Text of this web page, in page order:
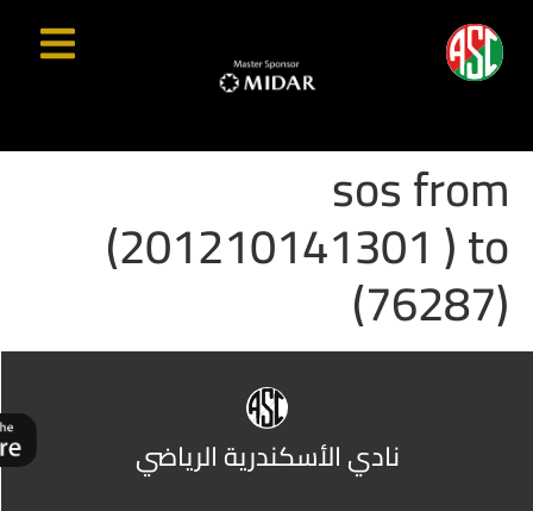
sos from
(201210141301 ) to
(76287)
نادي الأسكندرية الرياضي